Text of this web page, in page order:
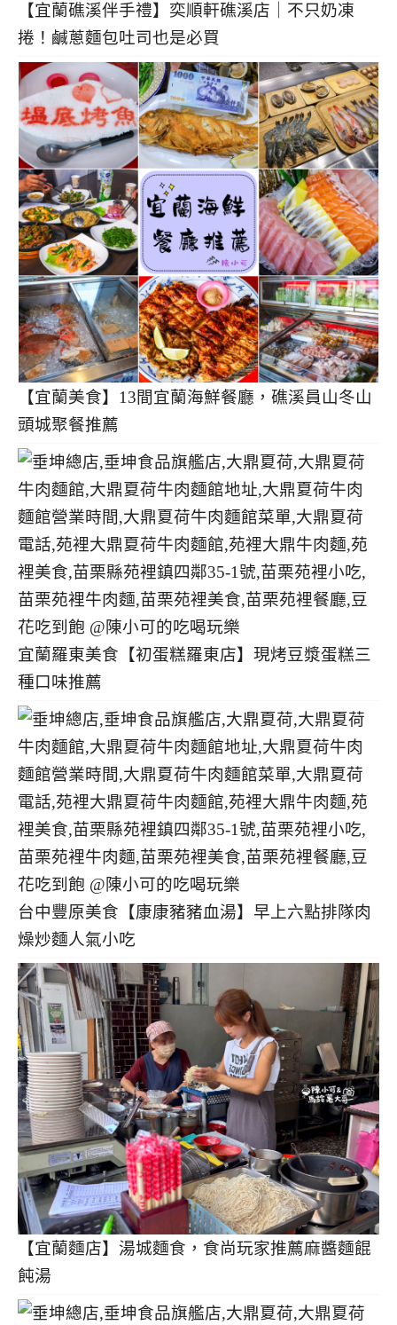
【宜蘭礁溪伴手禮】奕順軒礁溪店｜不只奶凍
捲！鹹蔥麵包吐司也是必買
【宜蘭美食】13間宜蘭海鮮餐廳，礁溪員山冬山
頭城聚餐推薦
宜蘭羅東美食【初蛋糕羅東店】現烤豆漿蛋糕三
種口味推薦
台中豐原美食【康康豬豬血湯】早上六點排隊肉
燥炒麵人氣小吃
【宜蘭麵店】湯城麵食，食尚玩家推薦麻醬麵餛
飩湯